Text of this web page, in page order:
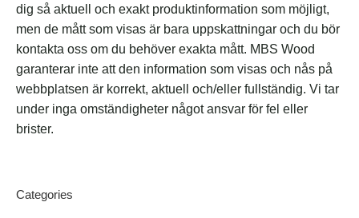
dig så aktuell och exakt produktinformation som möjligt,
men de mått som visas är bara uppskattningar och du bör
kontakta oss om du behöver exakta mått. MBS Wood
garanterar inte att den information som visas och nås på
webbplatsen är korrekt, aktuell och/eller fullständig. Vi tar
under inga omständigheter något ansvar för fel eller
brister.
Categories